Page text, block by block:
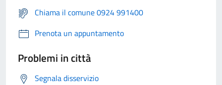
Chiama il comune 0924 991400
Prenota un appuntamento
Problemi in città
Segnala disservizio